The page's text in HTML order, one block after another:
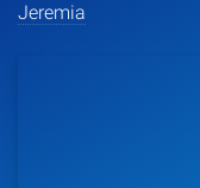
Jeremia